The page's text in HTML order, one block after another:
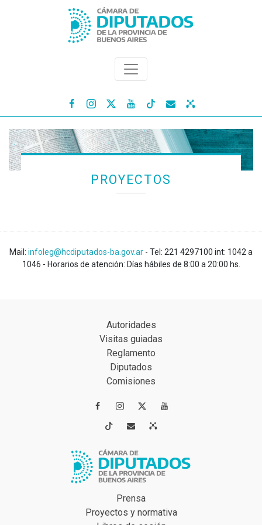
   
PROYECTOS
Mail: infoleg@hcdiputados-ba.gov.ar - Tel: 221 4297100 int: 1042 a
1046 - Horarios de atención: Días hábiles de 8:00 a 20:00 hs.
Autoridades
Visitas guiadas
Reglamento
Diputados
Comisiones
 
 
Prensa
Proyectos y normativa